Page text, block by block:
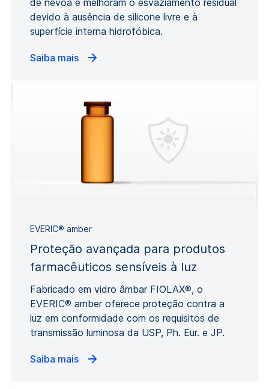
devido à ausência de silicone livre e à
superfície interna hidrofóbica.
Saiba mais
EVERIC® amber
Proteção avançada para produtos
farmacêuticos sensíveis à luz
Fabricado em vidro âmbar FIOLAX®, o
EVERIC® amber oferece proteção contra a
luz em conformidade com os requisitos de
transmissão luminosa da USP, Ph. Eur. e JP.
Saiba mais